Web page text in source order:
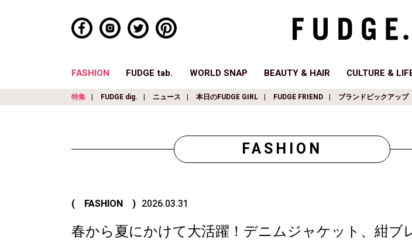
FASHION FUDGE tab. WORLD SNAP BEAUTY & HAIR CULTURE &
特集 FUDGE dig. ニュース 本日のFUDGE GIRL FUDGE FRIEND ブランドピックアップ
FASHION
( FASHION ) 2026.03.31
春から夏にかけて大活躍！デニムジャケット、紺ブ